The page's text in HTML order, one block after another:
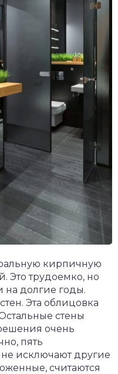
кирпичную
Это трудоемко, но
на долгие годы.
Эта облицовка
стены
очень
пять
исключают другие
считаются